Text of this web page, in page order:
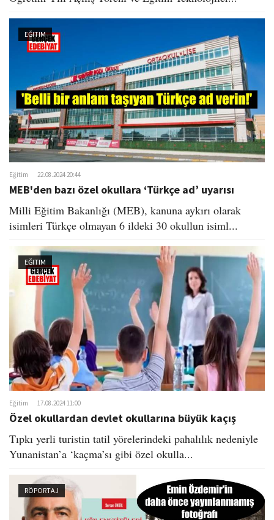
EĞITIM
Eğitim 22.08.2024 20:44
MEB'den bazı özel okullara ‘Türkçe ad’ uyarısı​
Milli Eğitim Bakanlığı (MEB), kanuna aykırı olarak
isimleri Türkçe olmayan 6 ildeki 30 okullun isiml...
EĞITIM
Eğitim 17.08.2024 11:00
Özel okullardan devlet okullarına büyük kaçış
Tıpkı yerli turistin tatil yörelerindeki pahalılık nedeniyle
Yunanistan’a ‘kaçma’sı gibi özel okulla...
RÖPORTAJ